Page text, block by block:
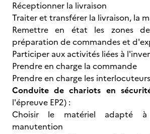
Réceptionner la livraison
Traiter et transférer la livraison, la
Remettre en état les zones
préparation de commandes et
Participer aux activités liées à
Prendre en charge la commande
Prendre en charge les
Conduite de chariots en
l'épreuve EP2) :
Choisir le matériel adapté
manutention